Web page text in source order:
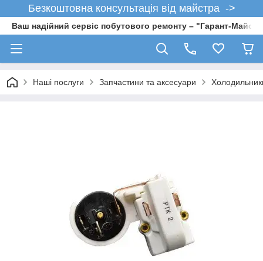
Безкоштовна консультація від майстра ->
Ваш надійний сервіс побутового ремонту – "Гарант-
Наші послуги Запчастини та аксесуари